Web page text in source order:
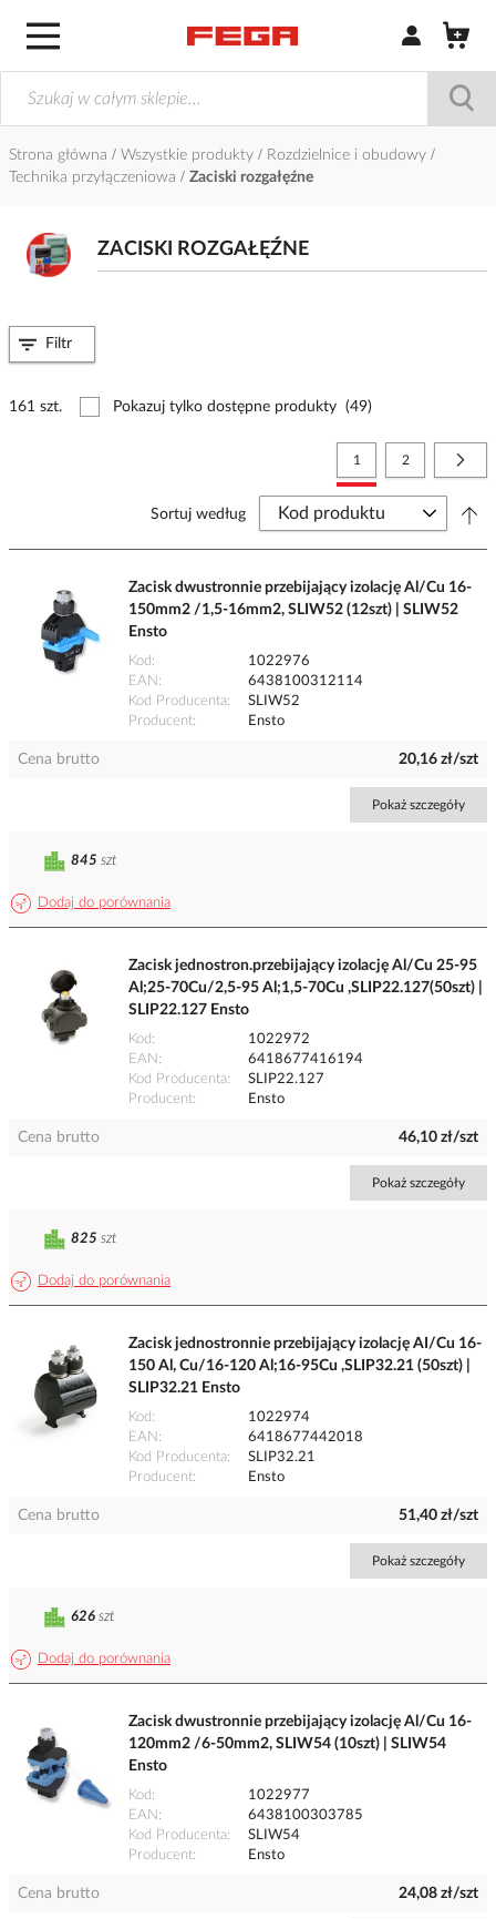
Zaloguj się /
Strona główna Wszystkie produkty
Rozdzielnice i obudowy
Technika przyłączeniowa
Zaciski rozgałęźne
ZACISKI ROZGAŁĘŹNE
161 szt. Pokazuj tylko dostępne produkty (49)
Strona
Aktualnie czytasz stronę
1 Strona
2
Sortuj według
Zacisk dwustronnie przebijający izolację Al/Cu 16-
150mm2 /1,5-16mm2, SLIW52 (12szt) | SLIW52
Ensto
Kod
1022976
EAN
6438100312114
Kod Producenta
SLIW52
Producent
Ensto
Cena brutto 20,16 zł/szt
Pokaż szczegóły
Dodaj do porównania
845 szt
Zacisk jednostron.przebijający izolację Al/Cu 25-95
Al;25-70Cu/2,5-95 Al;1,5-70Cu ,SLIP22.127(50szt) |
SLIP22.127 Ensto
Kod
1022972
EAN
6418677416194
Kod Producenta
SLIP22.127
Producent
Ensto
Cena brutto 46,10 zł/szt
Pokaż szczegóły
Dodaj do porównania
825 szt
Zacisk jednostronnie przebijający izolację AI/Cu 16-
150 Al, Cu/16-120 Al;16-95Cu ,SLIP32.21 (50szt) |
SLIP32.21 Ensto
Kod
1022974
EAN
6418677442018
Kod Producenta
SLIP32.21
Producent
Ensto
Cena brutto 51,40 zł/szt
Pokaż szczegóły
Dodaj do porównania
626 szt
Zacisk dwustronnie przebijający izolację Al/Cu 16-
120mm2 /6-50mm2, SLIW54 (10szt) | SLIW54
Ensto
Kod
1022977
EAN
6438100303785
Kod Producenta
SLIW54
Producent
Ensto
Cena brutto 24,08 zł/szt
Filtr